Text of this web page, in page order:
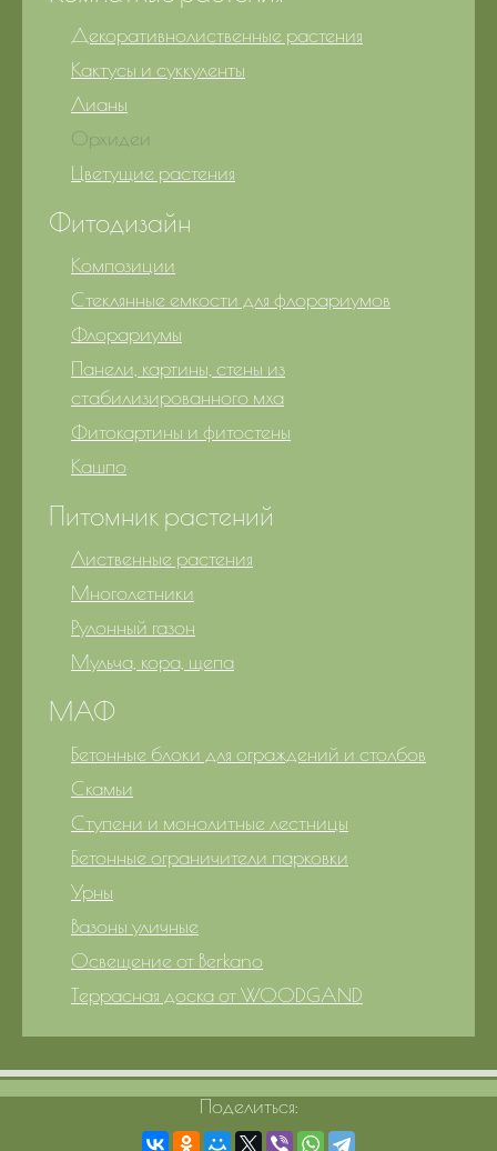
Декоративнолиственные растения
Кактусы и суккуленты
Лианы
Орхидеи
Цветущие растения
Фитодизайн
Композиции
Стеклянные емкости для флорариумов
Флорариумы
Панели, картины, стены из
стабилизированного мха
Фитокартины и фитостены
Кашпо
Питомник растений
Лиственные растения
Многолетники
Рулонный газон
Мульча, кора, щепа
МАФ
Бетонные блоки для ограждений и столбов
Скамьи
Ступени и монолитные лестницы
Бетонные ограничители парковки
Урны
Вазоны уличные
Освещение от Berkano
Террасная доска от WOODGAND
Поделиться: